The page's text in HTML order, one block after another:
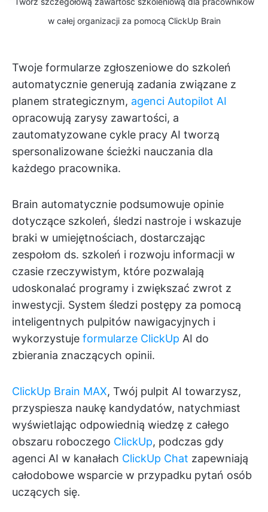
w całej organizacji za pomocą ClickUp Brain
Twoje formularze zgłoszeniowe do szkoleń
automatycznie generują zadania związane z
planem strategicznym, agenci Autopilot AI
opracowują zarysy zawartości, a
zautomatyzowane cykle pracy AI tworzą
spersonalizowane ścieżki nauczania dla
każdego pracownika.
Brain automatycznie podsumowuje opinie
dotyczące szkoleń, śledzi nastroje i wskazuje
braki w umiejętnościach, dostarczając
zespołom ds. szkoleń i rozwoju informacji w
czasie rzeczywistym, które pozwalają
udoskonalać programy i zwiększać zwrot z
inwestycji. System śledzi postępy za pomocą
inteligentnych pulpitów nawigacyjnych i
wykorzystuje formularze ClickUp AI do
zbierania znaczących opinii.
ClickUp Brain MAX, Twój pulpit AI towarzysz,
przyspiesza naukę kandydatów, natychmiast
wyświetlając odpowiednią wiedzę z całego
obszaru roboczego ClickUp, podczas gdy
agenci AI w kanałach ClickUp Chat zapewniają
całodobowe wsparcie w przypadku pytań osób
uczących się.